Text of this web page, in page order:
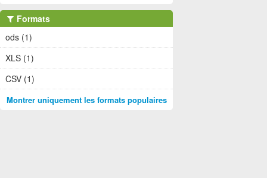
Formats
ods (1)
XLS (1)
CSV (1)
Montrer uniquement les formats populaires